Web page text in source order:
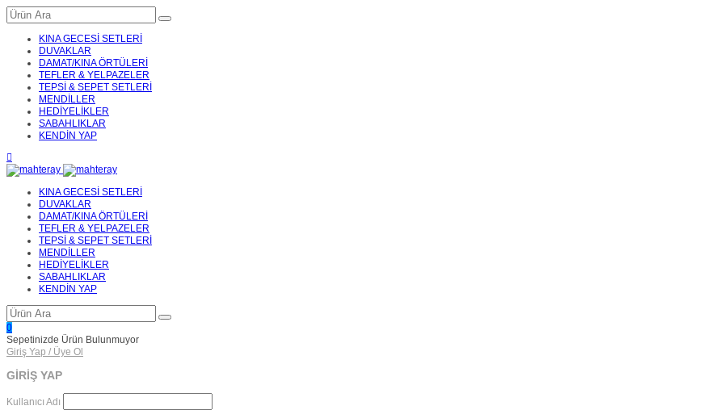
KINA GECESİ SETLERİ
DUVAKLAR
DAMAT/KINA ÖRTÜLERİ
TEFLER & YELPAZELER
TEPSİ & SEPET SETLERİ
MENDİLLER
HEDİYELİKLER
SABAHLIKLAR
KENDİN YAP
KINA GECESİ SETLERİ
DUVAKLAR
DAMAT/KINA ÖRTÜLERİ
TEFLER & YELPAZELER
TEPSİ & SEPET SETLERİ
MENDİLLER
HEDİYELİKLER
SABAHLIKLAR
KENDİN YAP
0
Sepetinizde Ürün Bulunmuyor
Giriş Yap / Üye Ol
GİRİŞ YAP
Kullanıcı Adı